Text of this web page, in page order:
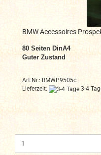
BMW Accessoires
80 Seiten DinA4
Guter Zustand
Art.Nr.: BMWP9505c
Lieferzeit:
3-4